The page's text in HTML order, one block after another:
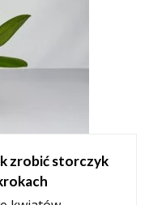
zrobić storczyk